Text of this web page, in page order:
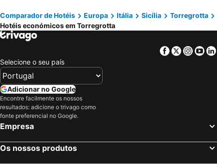
Bb Dante
Donna Laura
Hotel Redebora
Nacional B&B
Tushotel
Il Vicolo B&B
Parco Augusto Grand Hotel Terme
Comparador de Hotéis Europa Itália Sicília
Torregrotta
Hotéis económicos em Torregrotta
Facebook
Twitter
Selecione o seu país
Adicionar no Google
Encontre facilmente os nossos
resultados: adicione o trivago como
fonte preferencial no Google.
Empresa
Os nossos produtos